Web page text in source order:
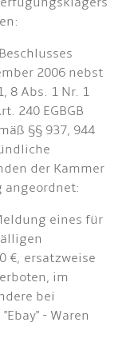
2006 nebst
8 Abs. 1 Nr. 1
240 EGBGB
§§ 937, 944
der Kammer
angeordnet:
eines für
€‚ ersatzweise
im
bei
- Waren